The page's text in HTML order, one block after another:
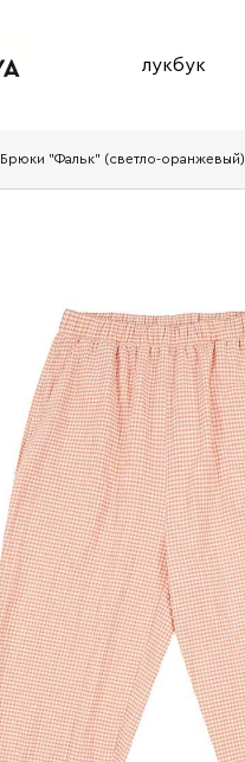
Брюки "Фальк" (светло-оранжевый)
лукбук